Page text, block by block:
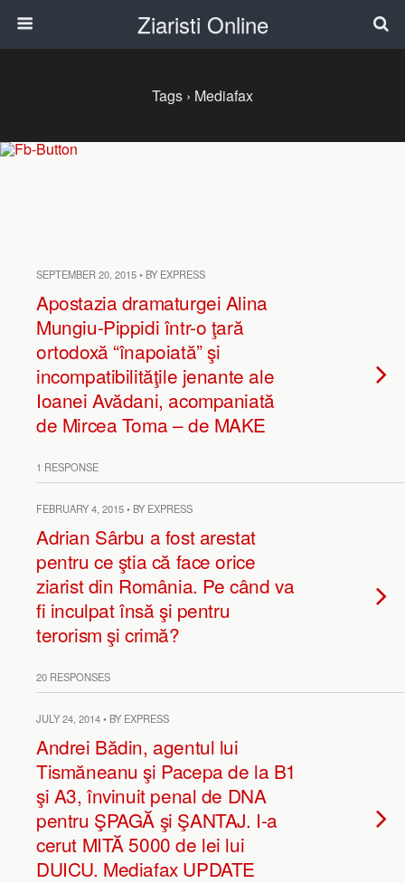
Ziaristi Online
Tags › Mediafax
SEPTEMBER 20, 2015 • BY EXPRESS
Apostazia dramaturgei Alina
Mungiu-Pippidi într-o ţară
ortodoxă “înapoiată” şi
incompatibilităţile jenante ale
Ioanei Avădani, acompaniată
de Mircea Toma – de MAKE
1 RESPONSE
FEBRUARY 4, 2015 • BY EXPRESS
Adrian Sârbu a fost arestat
pentru ce ştia că face orice
ziarist din România. Pe când va
fi inculpat însă şi pentru
terorism şi crimă?
20 RESPONSES
JULY 24, 2014 • BY EXPRESS
Andrei Bădin, agentul lui
Tismăneanu şi Pacepa de la B1
şi A3, învinuit penal de DNA
pentru ŞPAGĂ şi ŞANTAJ. I-a
cerut MITĂ 5000 de lei lui
DUICU. Mediafax UPDATE